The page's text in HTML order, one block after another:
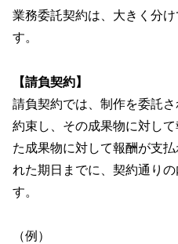
業務委託契約は、大きく分
す。
【請負契約】
請負契約では、制作を委託
約束し、その成果物に対し
た成果物に対して報酬が支
れた期日までに、契約通り
す。
（例）